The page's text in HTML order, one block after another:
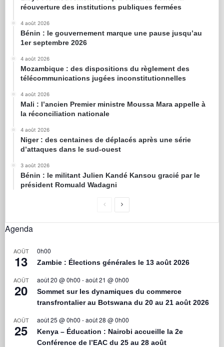
réouverture des institutions publiques fermées
4 août 2026
Bénin : le gouvernement marque une pause jusqu’au
1er septembre 2026
4 août 2026
Mozambique : des dispositions du règlement des
télécommunications jugées inconstitutionnelles
4 août 2026
Mali : l’ancien Premier ministre Moussa Mara appelle à
la réconciliation nationale
4 août 2026
Niger : des centaines de déplacés après une série
d’attaques dans le sud-ouest
3 août 2026
Bénin : le militant Julien Kandé Kansou gracié par le
président Romuald Wadagni
Agenda
AOÛT
13
0h00
Zambie : Élections générales le 13 août 2026
AOÛT
20
août 20 @ 0h00 -août 21 @ 0h00
Sommet sur les dynamiques du commerce
transfrontalier au Botswana du 20 au 21 août 2026
AOÛT
25
août 25 @ 0h00 -août 28 @ 0h00
Kenya – Éducation : Nairobi accueille la 2e
Conférence de l’EAC du 25 au 28 août